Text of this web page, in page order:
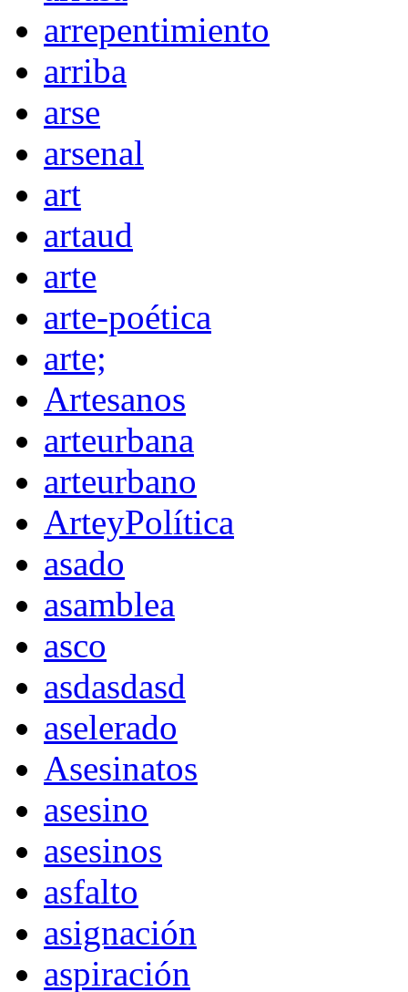
arrepentimiento
arriba
arse
arsenal
art
artaud
arte
arte-poética
arte;
Artesanos
arteurbana
arteurbano
ArteyPolítica
asado
asamblea
asco
asdasdasd
aselerado
Asesinatos
asesino
asesinos
asfalto
asignación
aspiración